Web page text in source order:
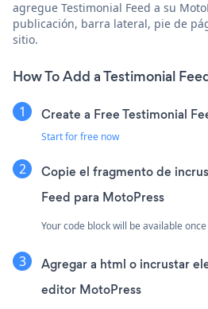
agregue Testimonial Feed a su
publicación, barra lateral, pie de
sitio.
How To Add a Testimonial
Create a Free Testimonial
Start for free now
Copie el fragmento de
Feed para MotoPress
Your code block will be available
Agregar a html o incrustar
editor MotoPress